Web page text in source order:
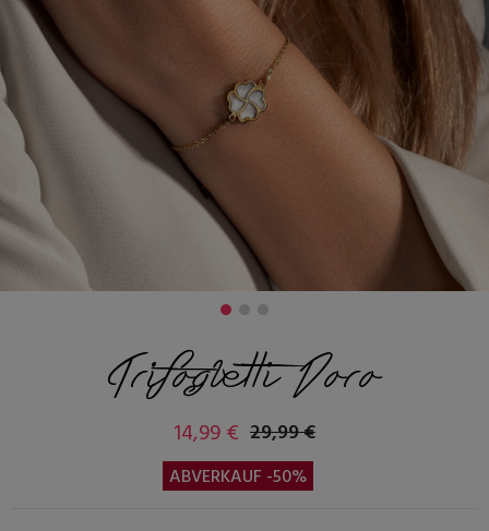
Trifogletti Doro
14,99 € 29,99 €
ABVERKAUF -50%